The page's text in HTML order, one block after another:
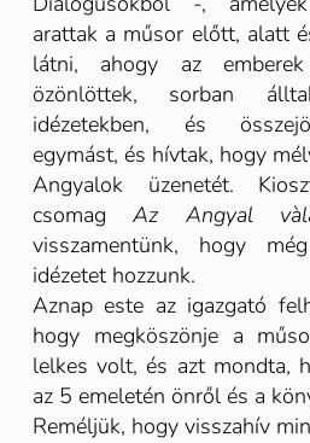
arattak a műsor előtt, alatt
látni, ahogy az
özönlöttek, sorban
idézetekben, és
egymást, és hívtak, hogy
Angyalok üzenetét.
csomagAz Angyal
visszamentünk, hogy
idézetet hozzunk.
Aznap este az igazgató
hogy megköszönje a
lelkes volt, és azt mondta,
az 5 emeletén önről és a
Reméljük, hogy visszahív